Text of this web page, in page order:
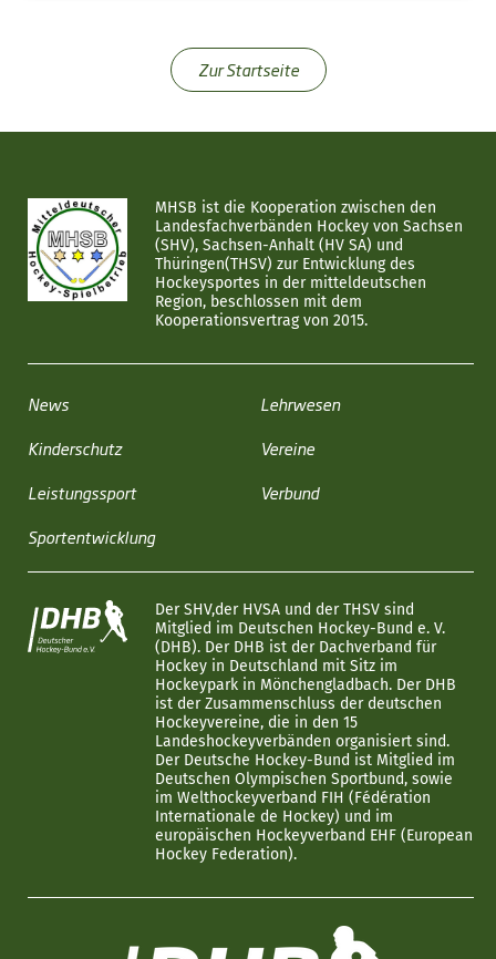
Zur Startseite
MHSB ist die Kooperation zwischen den
Landesfachverbänden Hockey von Sachsen
(SHV), Sachsen-Anhalt (HV SA) und
Thüringen(THSV) zur Entwicklung des
Hockeysportes in der mitteldeutschen
Region, beschlossen mit dem
Kooperationsvertrag von 2015.
News
Kinderschutz
Leistungssport
Sportentwicklung
Lehrwesen
Vereine
Verbund
Der SHV,der HVSA und der THSV sind
Mitglied im Deutschen Hockey-Bund e. V.
(DHB). Der DHB ist der Dachverband für
Hockey in Deutschland mit Sitz im
Hockeypark in Mönchengladbach. Der DHB
ist der Zusammenschluss der deutschen
Hockeyvereine, die in den 15
Landeshockeyverbänden organisiert sind.
Der Deutsche Hockey-Bund ist Mitglied im
Deutschen Olympischen Sportbund, sowie
im Welthockeyverband FIH (Fédération
Internationale de Hockey) und im
europäischen Hockeyverband EHF (European
Hockey Federation).